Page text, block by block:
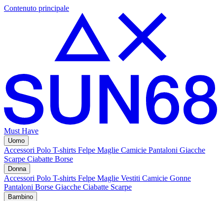
Contenuto principale
Must Have
Uomo
Accessori Polo T-shirts Felpe Maglie Camicie Pantaloni Giacche
Scarpe Ciabatte Borse
Donna
Accessori Polo T-shirts Felpe Maglie Vestiti Camicie Gonne
Pantaloni Borse Giacche Ciabatte Scarpe
Bambino